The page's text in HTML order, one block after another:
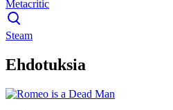
Metacritic
Steam
Ehdotuksia